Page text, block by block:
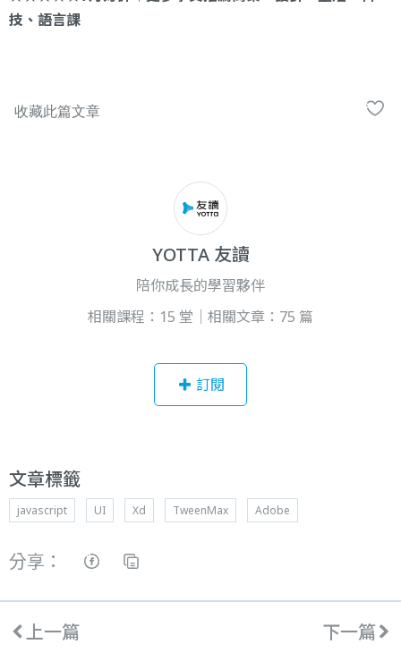
技、語言課
YOTTA 友讀
陪你成長的學習夥伴
相關課程：15 堂｜相關文章：75 篇
訂閱
文章標籤
javascript UI Xd TweenMax Adobe
分享：
上一篇
下一篇